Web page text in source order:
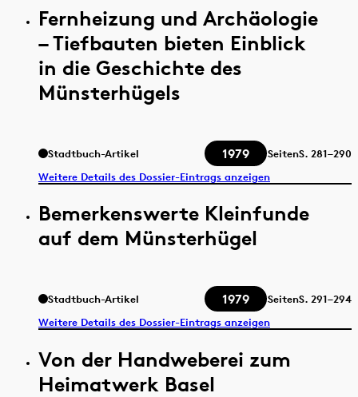
Fernheizung und Archäologie
– Tiefbauten bieten Einblick
in die Geschichte des
Münsterhügels
Stadtbuch-Artikel 1979 SeitenS. 281–290
Weitere Details des Dossier-Eintrags anzeigen
Bemerkenswerte Kleinfunde
auf dem Münsterhügel
Stadtbuch-Artikel 1979 SeitenS. 291–294
Weitere Details des Dossier-Eintrags anzeigen
Von der Handweberei zum
Heimatwerk Basel